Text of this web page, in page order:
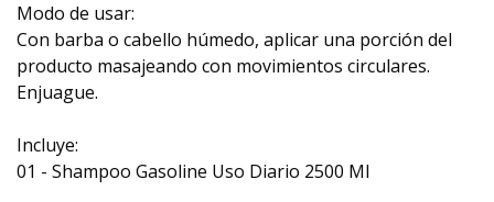
Modo de usar:
Con barba o cabello húmedo, aplicar una porción del
producto masajeando con movimientos circulares.
Enjuague.
Incluye:
01 - Shampoo Gasoline Uso Diario 2500 Ml